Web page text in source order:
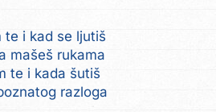
te i kad se ljutiš
mašeš rukama
te i kada šutiš
razloga